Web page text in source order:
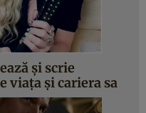
și scrie
viața și cariera sa